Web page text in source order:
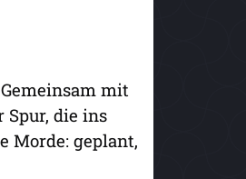
mit
Spur, die ins
Morde: geplant,